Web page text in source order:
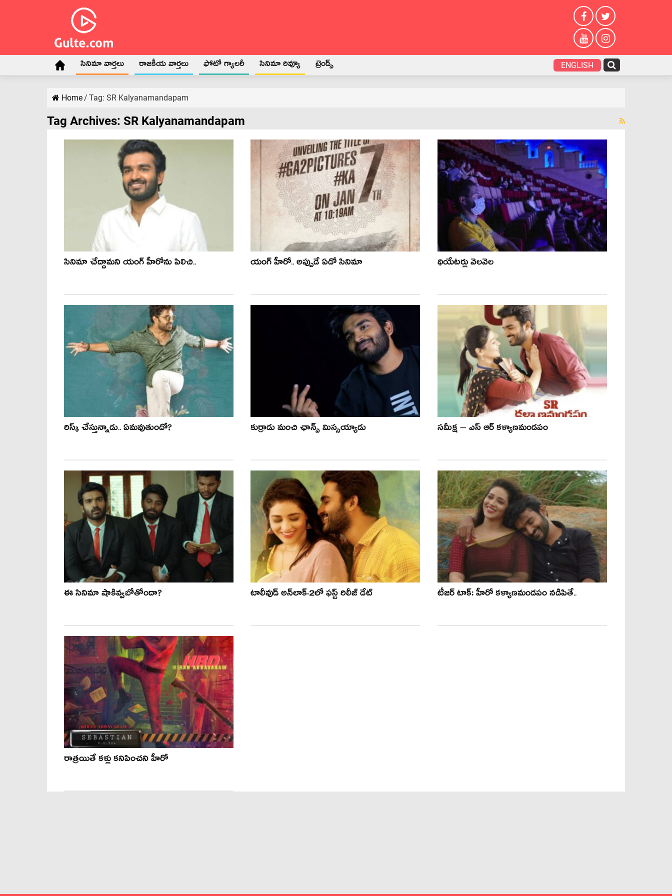
సినిమా వార్తలు రాజకీయ వార్తలు ఫోటో గ్యాలరీ సినిమా రివ్యూ ట్రెండ్స్ ENGLISH
Home/ Tag: SR Kalyanamandapam
Tag Archives: SR Kalyanamandapam
సినిమా చేద్దామని యంగ్ హీరోను పిలిచి.. యంగ్ హీరో.. అప్పుడే ఏడో సినిమా థియేటర్లు వెలవెల
రిస్క్ చేస్తున్నాడు.. ఏమవుతుందో? కుర్రాడు మంచి ఛాన్స్ మిస్సయ్యాడు సమీక్ష – ఎస్ ఆర్ కళ్యాణమండపం
ఈ సినిమా షాకివ్వబోతోందా? టాలీవుడ్ అన్‌లాక్-2లో ఫ‌స్ట్ రిలీజ్ డేట్ టీజర్ టాక్: హీరో కళ్యాణమండపం నడిపితే..
రాత్రయితే కళ్లు కనిపించని హీరో